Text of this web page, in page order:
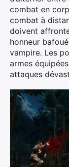
combat en
combat à
doivent
honneur
vampire. Les
armes
attaques